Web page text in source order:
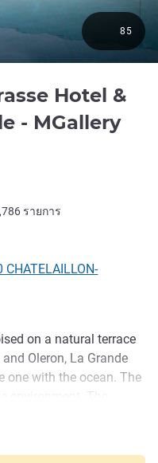
Hotel &
- MGallery
บน ALL)รายการ
85
on a natural terrace
Oleron, La Grande
one with the ocean. The
to enjoy a precious
cuisine that is
the hotel, prioritize your